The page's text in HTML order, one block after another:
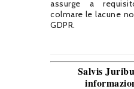
assurge a
colmare le lacune
GDPR.
Salvis